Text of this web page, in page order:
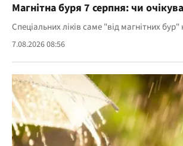
Магнітна буря 7 серпня: чи
Спеціальних ліків саме "від магнітних бур"
7.08.2026 08:56